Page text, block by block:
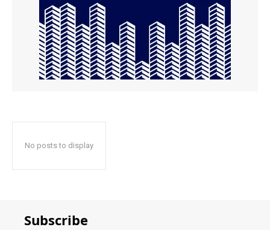
No posts to display
Subscribe